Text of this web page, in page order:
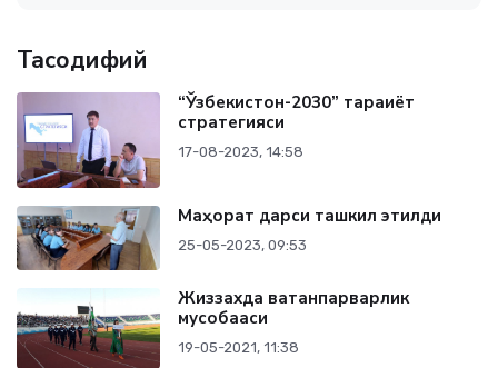
Тасодифий
“Ўзбекистон-2030” тараққиёт
стратегияси
17-08-2023, 14:58
Маҳорат дарси ташкил этилди
25-05-2023, 09:53
Жиззахда ватанпарварлик
мусобақаси
19-05-2021, 11:38